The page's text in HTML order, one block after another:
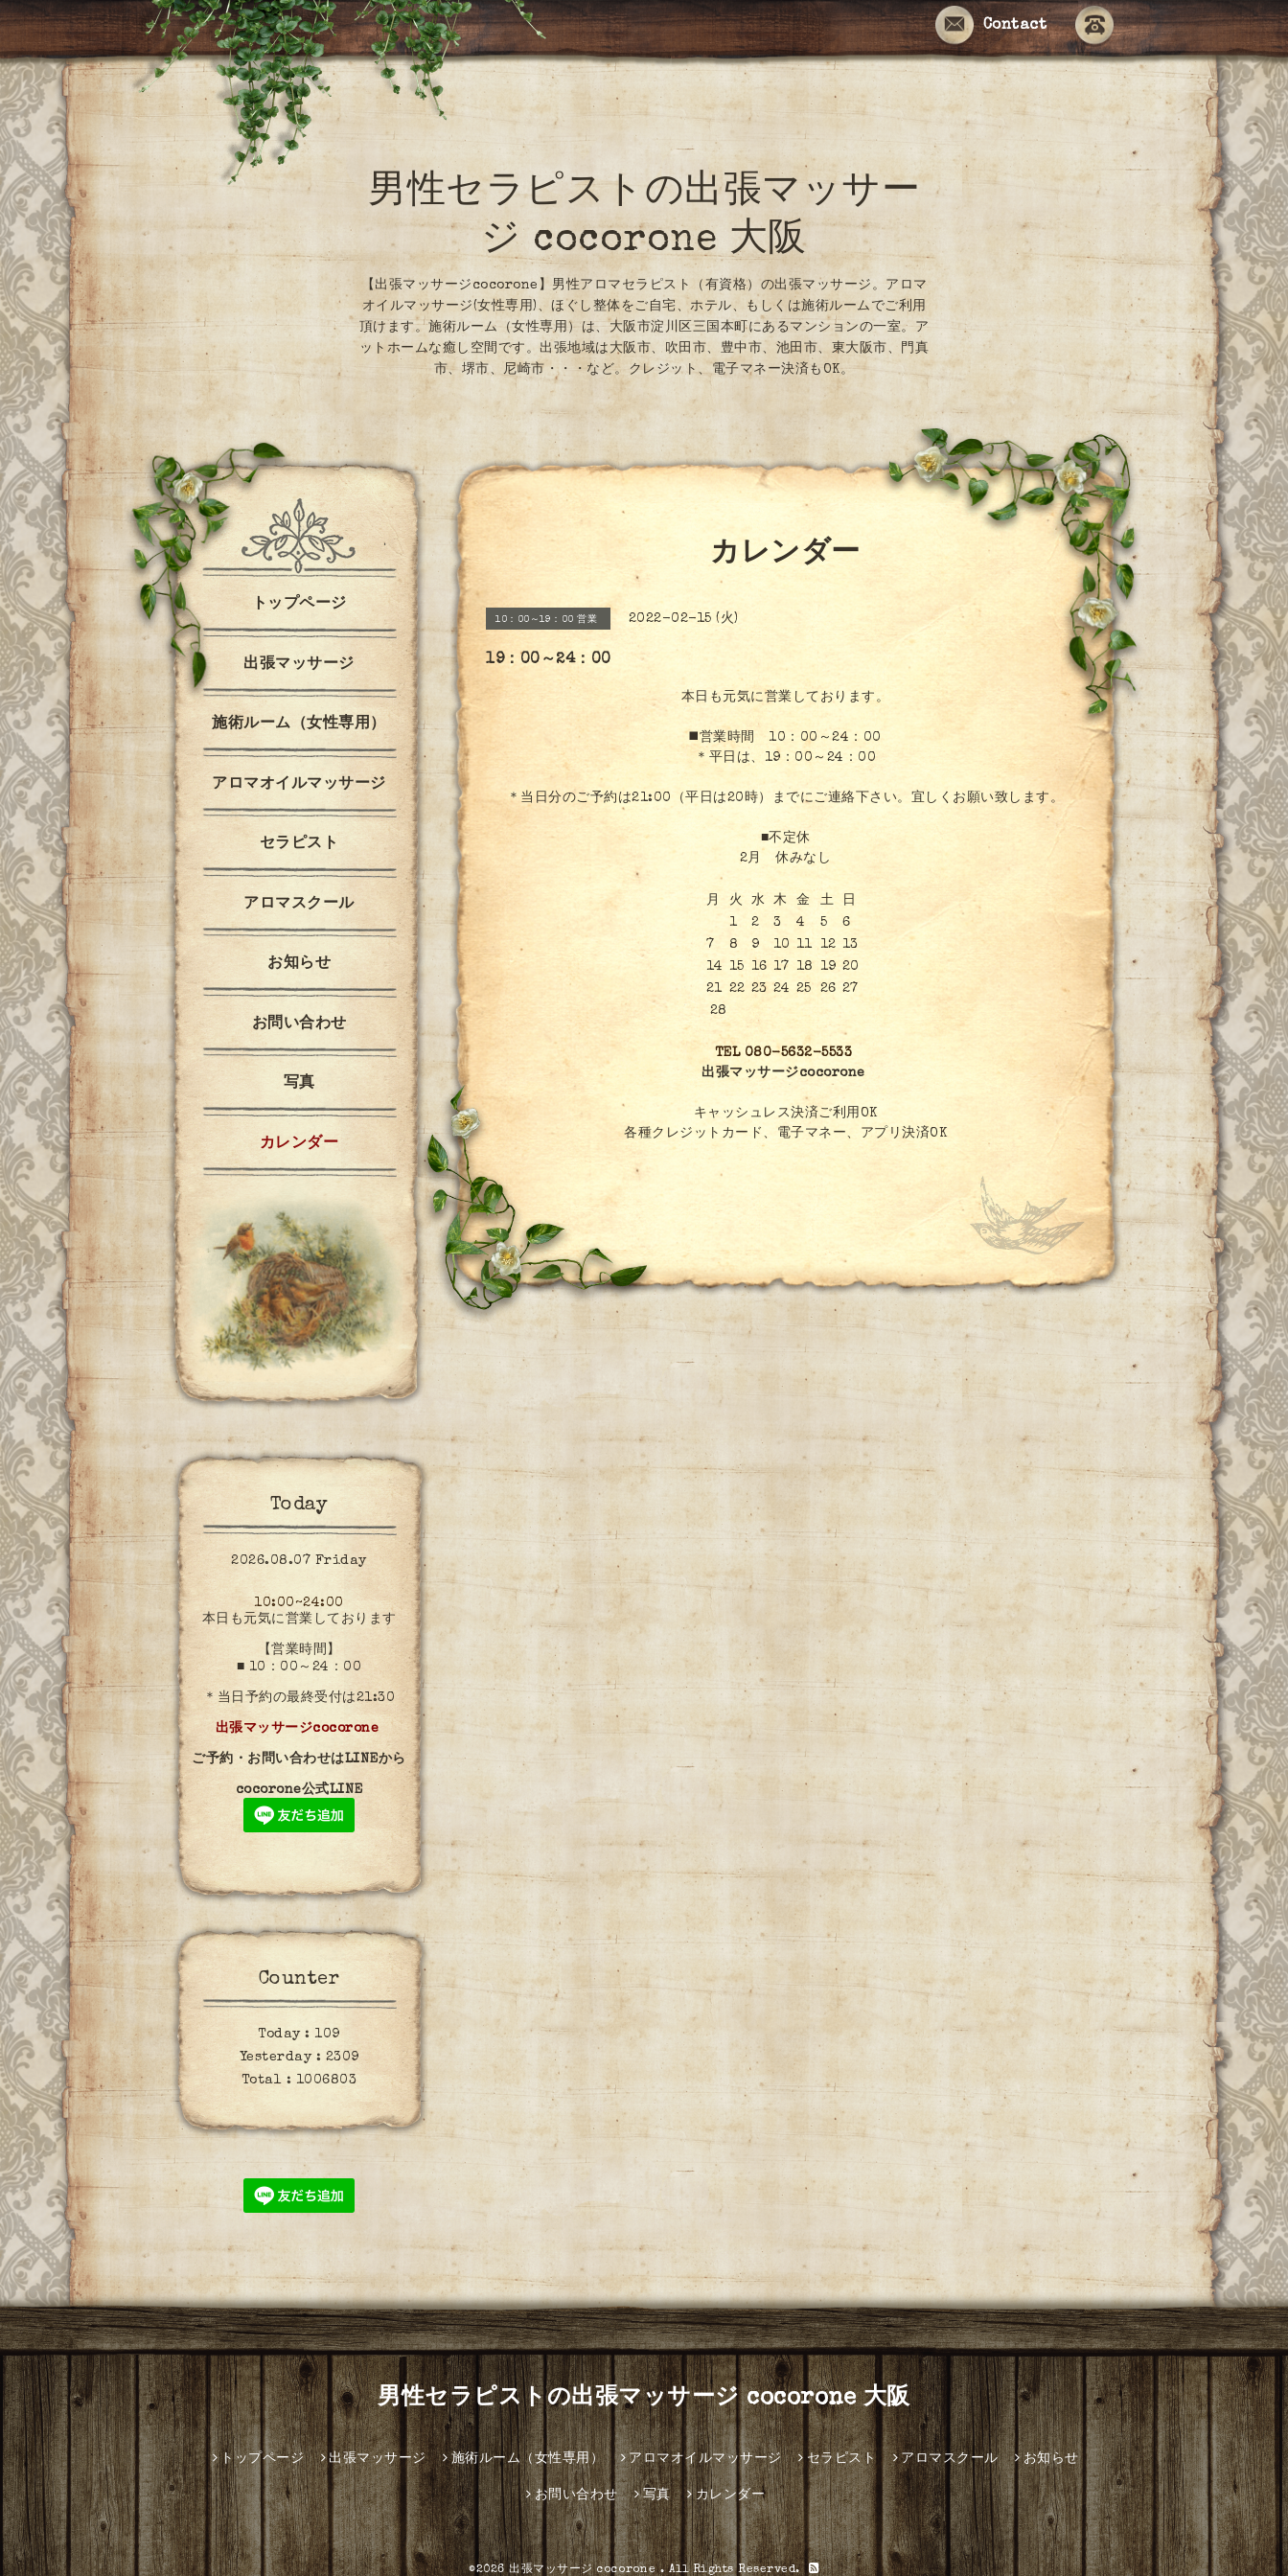
Contact
男性セラピストの出張マッサー
ジ cocorone 大阪
【出張マッサージcocorone】男性アロマセラピスト（有資格）の出張マッサージ。アロマ
オイルマッサージ(女性専用)、ほぐし整体をご自宅、ホテル、もしくは施術ルームでご利用
頂けます。施術ルーム（女性専用）は、大阪市淀川区三国本町にあるマンションの一室。ア
ットホームな癒し空間です。出張地域は大阪市、吹田市、豊中市、池田市、東大阪市、門真
市、堺市、尼崎市・・・など。クレジット、電子マネー決済もOK。
カレンダー
10：00～19：00 営業 2022-02-15 (火)
19：00～24：00
本日も元気に営業しております。
◼️営業時間 10：00～24：00
＊平日は、19：00～24：00
＊当日分のご予約は21:00（平日は20時）までにご連絡下さい。宜しくお願い致します。
■不定休
2月 休みなし
月 火 水 木 金 土
日
1
2 3 4 5
6
7
8 9 10 11 12 13
14
15 16 17 18 19 20
21 22 23 24 25 26 27
28
TEL 080-5632-5533
出張マッサージcocorone
キャッシュレス決済ご利用OK
各種クレジットカード、電子マネー、アプリ決済OK
トップページ
出張マッサージ
施術ルーム（女性専用）
アロマオイルマッサージ
セラピスト
アロマスクール
お知らせ
お問い合わせ
写真
カレンダー
Today
2026.08.07 Friday
10:00~24:00
本日も元気に営業しております
【営業時間】
■ 10：00～24：00
＊当日予約の最終受付は21:30
出張マッサージcocorone
ご予約・お問い合わせはLINEから
cocorone公式LINE
Counter
Today : 109
Yesterday : 2309
Total : 1006803
男性セラピストの出張マッサージ cocorone 大阪
トップページ 出張マッサージ 施術ルーム（女性専用） アロマオイルマッサージ セラピスト アロマスクール お知らせ
お問い合わせ 写真 カレンダー
©2026出張マッサージ cocorone. All Rights Reserved.